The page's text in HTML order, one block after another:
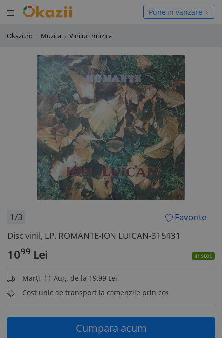
Deschide meniul
meniul Pune in vanzare
Okazii.ro Muzica Viniluri muzica
1/3
Favorite
Disc vinil, LP. ROMANTE-ION LUICAN-315431
1099 Lei in stoc
Marți, 11 Aug. de la 19,99 Lei
Cost unic de transport la comenzile prin cos
Cumpara acum